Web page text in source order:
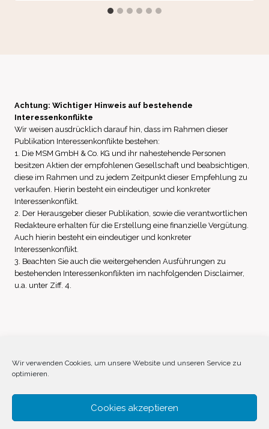
Wir verwenden Cookies, um unsere Website und unseren Service zu
optimieren.
Cookies akzeptieren
Achtung: Wichtiger Hinweis auf bestehende
Interessenkonflikte
Wir weisen ausdrücklich darauf hin, dass im Rahmen dieser
Publikation Interessenkonflikte bestehen:
1. Die MSM GmbH & Co. KG und ihr nahestehende Personen
besitzen Aktien der empfohlenen Gesellschaft und beabsichtigen,
diese im Rahmen und zu jedem Zeitpunkt dieser Empfehlung zu
verkaufen. Hierin besteht ein eindeutiger und konkreter
Interessenkonflikt.
2. Der Herausgeber dieser Publikation, sowie die verantwortlichen
Redakteure erhalten für die Erstellung eine finanzielle Vergütung.
Auch hierin besteht ein eindeutiger und konkreter
Interessenkonflikt.
3. Beachten Sie auch die weitergehenden Ausführungen zu
bestehenden Interessenkonflikten im nachfolgenden Disclaimer,
u.a. unter Ziff. 4.
Impressum Datenschutz
Disclaimer